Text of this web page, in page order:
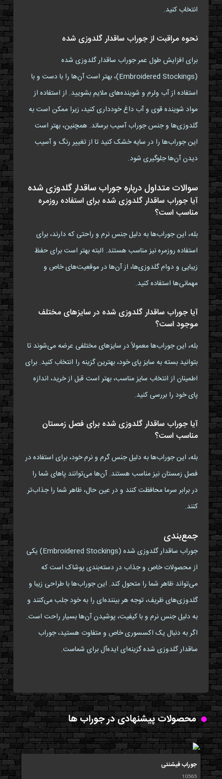
انتخاب کنید.
نحوه مراقبت از جوراب ساقدار گلدوزی شده
برای افزایش طول عمر جوراب ساقدار گلدوزی شده
(Embroidered Stockings)، بهتر است آن‌ها را با دست و با
استفاده از آب ولرم و شوینده‌های ملایم بشویید. از استفاده از
مواد شوینده قوی و آب داغ خودداری کنید، زیرا ممکن است به
گلدوزی‌ها و جنس جوراب آسیب برساند. همچنین، بهتر است
این جوراب‌ها را در سایه خشک کنید تا از تغییر رنگ و آسیب
دیدن آن‌ها جلوگیری شود.
سوالات متداول درباره جوراب ساقدار گلدوزی شده
آیا جوراب ساقدار گلدوزی شده برای استفاده روزمره
مناسب است؟
بله، این جوراب‌ها به دلیل جنس نرم و راحتی که دارند، برای
استفاده روزمره نیز مناسب هستند. البته بهتر است برای حفظ
زیبایی و دوام گلدوزی‌ها، از آن‌ها در موقعیت‌های خاص و
مهمانی‌ها استفاده کنید.
آیا جوراب ساقدار گلدوزی شده در سایزهای مختلف
موجود است؟
بله، این جوراب‌ها معمولاً در سایزهای مختلفی عرضه می‌شوند تا
بتوانید بسته به سایز پای خود، بهترین گزینه را انتخاب کنید. برای
اطمینان از انتخاب سایز مناسب، بهتر است قبل از خرید، اندازه
پای خود را بررسی کنید.
آیا جوراب ساقدار گلدوزی شده برای فصل زمستان
مناسب است؟
بله، این جوراب‌ها به دلیل جنس گرم و نرم خود، برای استفاده در
فصل زمستان نیز مناسب هستند. آن‌ها می‌توانند پاهای شما را
در برابر سرما محافظت کنند و در عین حال، ظاهر شما را جذاب‌تر
کنند.
جمع‌بندی
جوراب ساقدار گلدوزی شده (Embroidered Stockings) یکی
از محصولات خاص و جذاب در دسته‌بندی پوشاک است که
می‌تواند ظاهر شما را متحول کند. این جوراب‌ها با طراحی زیبا و
گلدوزی‌های ظریف، توجه هر بیننده‌ای را به خود جلب می‌کنند و
به دلیل جنس نرم و با کیفیت، پوشیدن آن‌ها بسیار راحت است.
اگر به دنبال یک اکسسوری خاص و متفاوت هستید، جوراب
ساقدار گلدوزی شده گزینه‌ای ایده‌آل برای شماست.
محصولات پیشنهادی در جوراب ها
جوراب فیشنتی
10565